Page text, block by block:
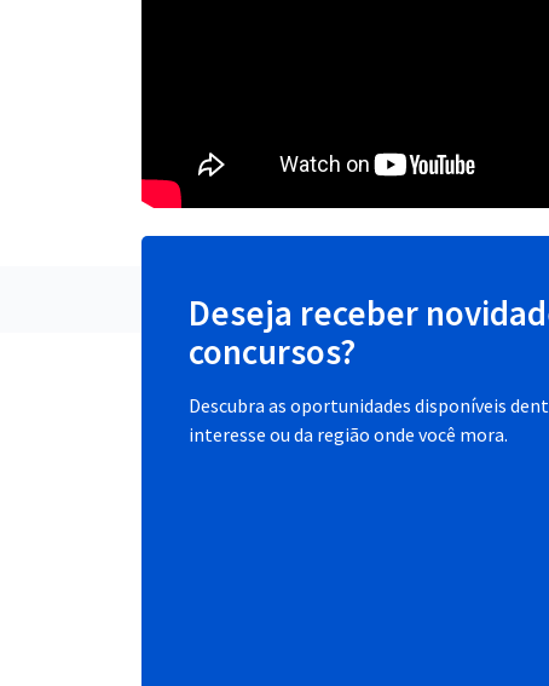
Deseja receber
concursos?
Descubra as oportunidades disponíveis
interesse ou da região onde você mora.